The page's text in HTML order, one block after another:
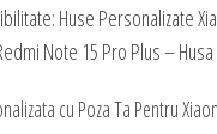
Huse Personalizate
Note 15 Pro Plus –
cu Poza Ta Pentru